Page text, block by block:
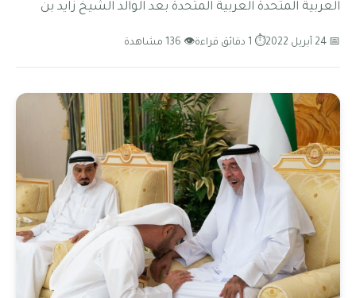
العربية المتحدة العربية المتحدة بعد الوالد الشيخ زايد بن
📅 24 أبريل 2022 ⏱ 1 دقائق قراءة 👁 136 مشاهدة